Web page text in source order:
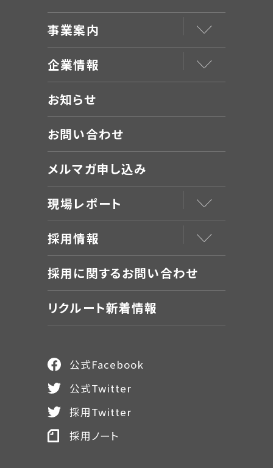
事業案内
企業情報
お知らせ
お問い合わせ
メルマガ申し込み
現場レポート
採用情報
採用に関するお問い合わせ
リクルート新着情報
公式Facebook
公式Twitter
採用Twitter
採用ノート